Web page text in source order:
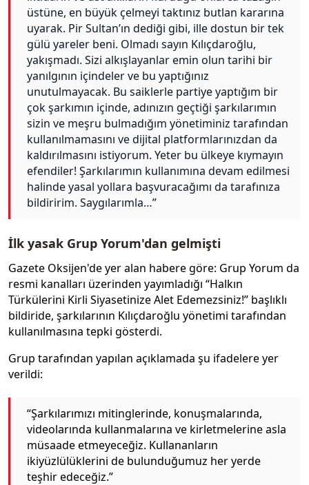
üstüne, en büyük çelmeyi taktınız butlan kararına
uyarak. Pir Sultan’ın dediği gibi, ille dostun bir tek
gülü yareler beni. Olmadı sayın Kılıçdaroğlu,
yakışmadı. Sizi alkışlayanlar emin olun tarihi bir
yanılgının içindeler ve bu yaptığınız
unutulmayacak. Bu saiklerle partiye yaptığım bir
çok şarkımın içinde, adınızın geçtiği şarkılarımın
sizin ve meşru bulmadığım yönetiminiz tarafından
kullanılmamasını ve dijital platformlarınızdan da
kaldırılmasını istiyorum. Yeter bu ülkeye kıymayın
efendiler! Şarkılarımın kullanımına devam edilmesi
halinde yasal yollara başvuracağımı da tarafınıza
bildiririm. Saygılarımla…”
İlk yasak Grup Yorum'dan gelmişti
Gazete Oksijen'de yer alan habere göre: Grup Yorum da
resmi kanalları üzerinden yayımladığı “Halkın
Türkülerini Kirli Siyasetinize Alet Edemezsiniz!” başlıklı
bildiride, şarkılarının Kılıçdaroğlu yönetimi tarafından
kullanılmasına tepki gösterdi.
Grup tarafından yapılan açıklamada şu ifadelere yer
verildi:
“Şarkılarımızı mitinglerinde, konuşmalarında,
videolarında kullanmalarına ve kirletmelerine asla
müsaade etmeyeceğiz. Kullananların
ikiyüzlülüklerini de bulunduğumuz her yerde
teşhir edeceğiz.”